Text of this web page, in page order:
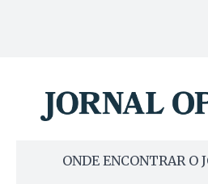
ONDE ENCONTRAR O